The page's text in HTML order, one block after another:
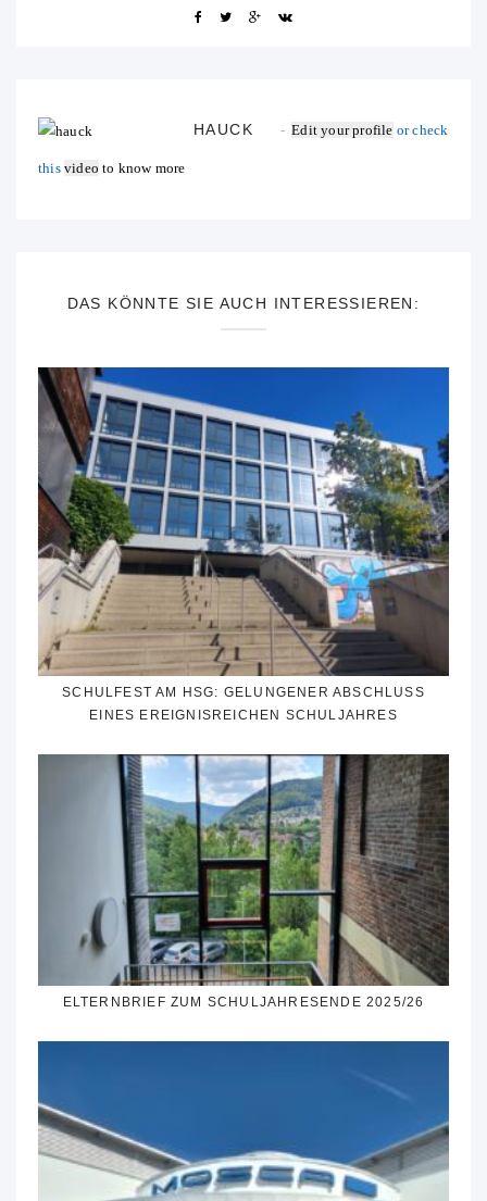
HAUCK Edit your profile or check
this video to know more
DAS KÖNNTE SIE AUCH INTERESSIEREN:
SCHULFEST AM HSG: GELUNGENER ABSCHLUSS
EINES EREIGNISREICHEN SCHULJAHRES
ELTERNBRIEF ZUM SCHULJAHRESENDE 2025/26